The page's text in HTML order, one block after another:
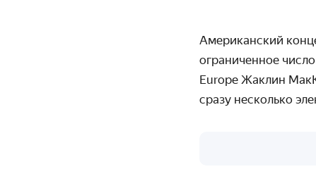
Американский
ограниченное
Europe Жаклин
сразу несколько